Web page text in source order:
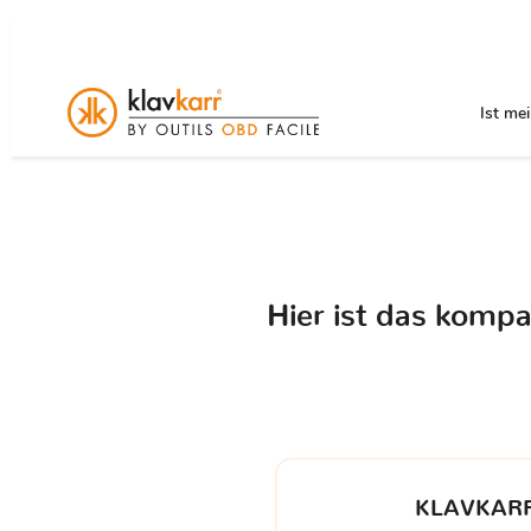
Ist
Hier ist das